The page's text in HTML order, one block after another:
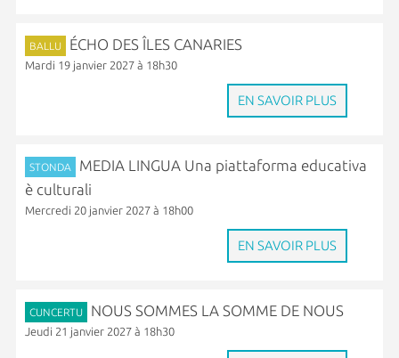
BALLU ÉCHO DES ÎLES CANARIES
Mardi 19 janvier 2027 à 18h30
EN SAVOIR PLUS
STONDA
MEDIA LINGUA Una piattaforma educativa
è culturali
Mercredi 20 janvier 2027 à 18h00
EN SAVOIR PLUS
CUNCERTU NOUS SOMMES LA SOMME DE NOUS
Jeudi 21 janvier 2027 à 18h30